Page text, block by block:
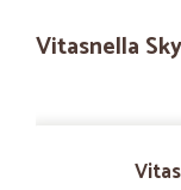
Vitasnella